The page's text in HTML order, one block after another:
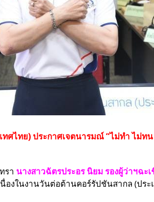
ศไทย) ประกาศเจตนารมณ์ “ไม่ทำ ไม่ท
รา นางสาวฉัตรประอร นิยม รองผู้ว่าฯฉะเ
งในงานวันต่อต้านคอร์รัปชันสากล (ปร